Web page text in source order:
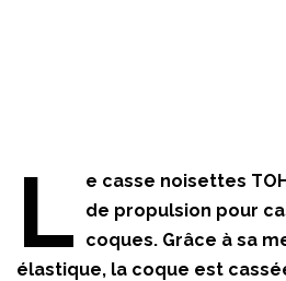
L
e casse noisettes
de propulsion pour
coques. Grâce à sa
élastique, la coque est